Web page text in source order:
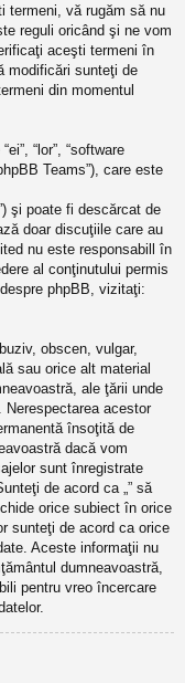
termeni, vă rugăm să nu
reguli oricând şi ne vom
aceşti termeni în
modificări sunteţi de
din momentul
“lor”, “software
Teams”), care este
şi poate fi descărcat de
doar discuţiile care au
nu este responsabill în
al conţinutului permis
phpBB, vizitaţi:
obscen, vulgar,
sau orice alt material
ale ţării unde
Nerespectarea acestor
însoţită de
dacă vom
sunt înregistrate
de acord ca „” să
orice subiect în orice
sunteţi de acord ca orice
Aceste informaţii nu
dumneavoastră,
pentru vreo încercare